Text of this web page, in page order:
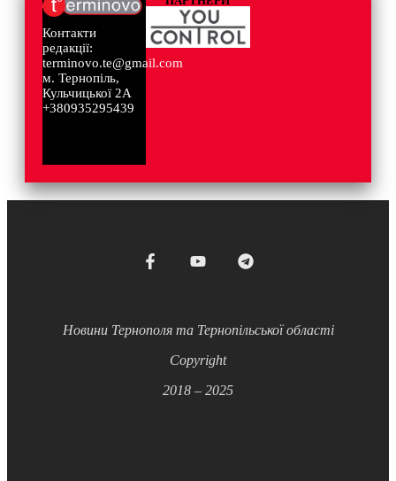
Контакти
редакції:
terminovo.te@gmail.com
м. Тернопіль,
Кульчицької 2А
+380935295439
Новини Тернополя та Тернопільської області
Copyright
2018 – 2025